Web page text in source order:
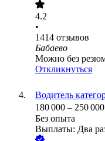
4.2
•
1414 отзывов
Бабаево
Можно без
Откликнуться
Водитель
180 000 – 250 000
Без опыта
Выплаты: Два